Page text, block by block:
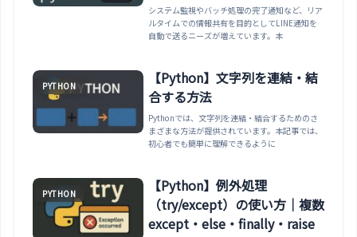
システム監視やバッチ処理の完了通知など、リア
ルタイムでの情報共有を目的としてLINE通知を
自動で送るニーズが増えています。本
PYTHON
【Python】文字列を連結・結
合する方法
Pythonでは、文字列を連結・結合するためのさ
まざまな方法が提供されています。本記事では、
初心者でも簡単に理解できるように
PYTHON
【Python】例外処理
（try/except）の使い方｜複数
except・else・finally・raise